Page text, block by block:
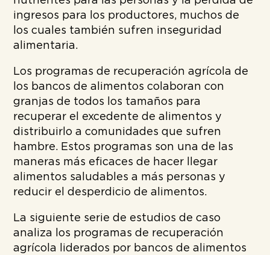
ingresos para los productores, muchos de
los cuales también sufren inseguridad
alimentaria.
Los programas de recuperación agrícola de
los bancos de alimentos colaboran con
granjas de todos los tamaños para
recuperar el excedente de alimentos y
distribuirlo a comunidades que sufren
hambre. Estos programas son una de las
maneras más eficaces de hacer llegar
alimentos saludables a más personas y
reducir el desperdicio de alimentos.
La siguiente serie de estudios de caso
analiza los programas de recuperación
agrícola liderados por bancos de alimentos